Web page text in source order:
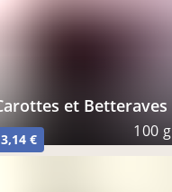
Carottes et Betteraves
3,14 € 100